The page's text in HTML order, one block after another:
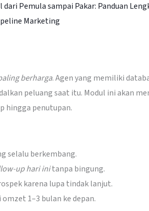
Pemula sampai Pakar: Panduan
Marketing
berharga. Agen yang memiliki
peluang saat itu. Modul ini akan
hingga penutupan.
selalu berkembang.
up hari initanpa bingung.
karena lupa tindak lanjut.
1–3 bulan ke depan.